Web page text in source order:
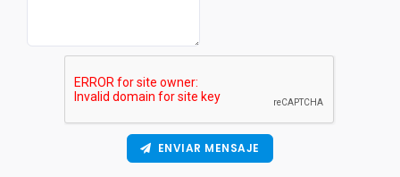
ENVIAR MENSAJE